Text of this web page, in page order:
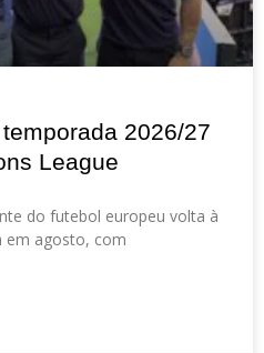
2026/27
League
do futebol europeu volta à
em agosto, com